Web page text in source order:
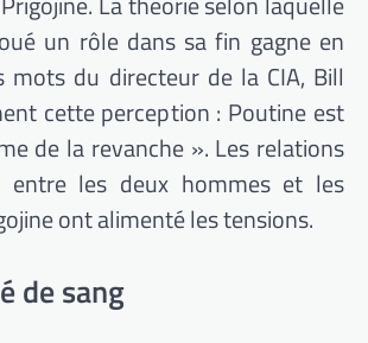
un rôle dans sa fin gagne en
mots du directeur de la CIA, Bill
cette perception : Poutine est
de la revanche ». Les relations
entre les deux hommes et les
ont alimenté les tensions.
de sang